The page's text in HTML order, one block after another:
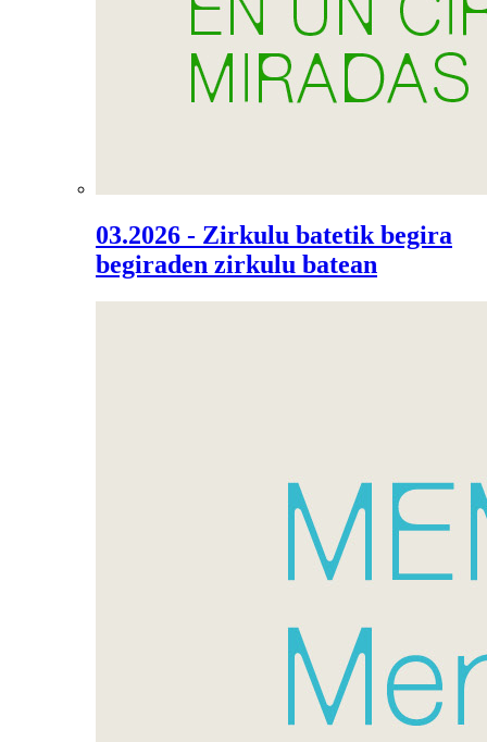
03.2026 - Zirkulu batetik begira
begiraden zirkulu batean